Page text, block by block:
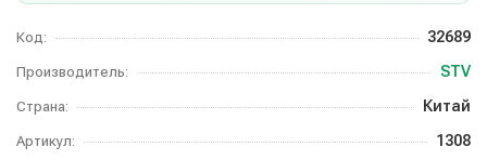
Код: 32689
Производитель: STV
Страна: Китай
Артикул: 1308